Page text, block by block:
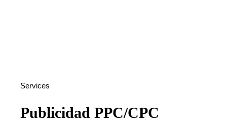
Services
Publicidad PPC/CPC